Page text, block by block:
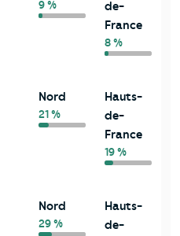
9 %
de-
France
8 %
Nord
21 %
Hauts-
de-
France
19 %
Nord
29 %
Hauts-
de-